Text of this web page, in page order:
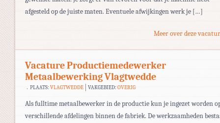
afgesteld op de juiste maten. Eventuele afwijkingen werk je […]
Meer over deze
Vacature Productiemedewerker
Metaalbewerking Vlagtwedde
PLAATS: VLAGTWEDDE VAKGEBIED:OVERIG
Als fulltime metaalbewerker in de productie kun je ingezet worden
verschillende afdelingen binnen de fabriek. De werkzaamheden